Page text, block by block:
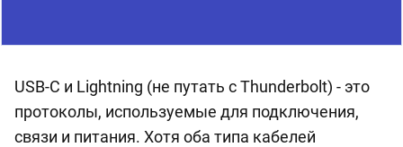
USB-C и Lightning (не путать с Thunderbolt) - это
протоколы, используемые для подключения,
связи и питания. Хотя оба типа кабелей